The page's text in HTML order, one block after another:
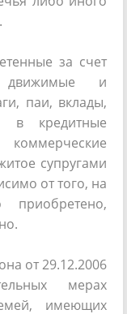
за счет
движимые и
паи, вклады,
в кредитные
супругами
от того, на
от 29.12.2006
мерах
имеющих